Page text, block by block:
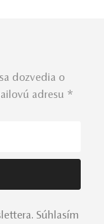
dozvedia o
adresu *
Súhlasím